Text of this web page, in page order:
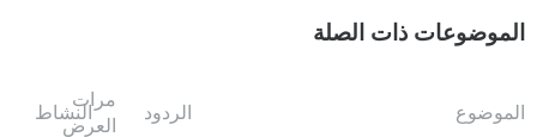
الموضوعات ذات الصلة
الموضوع الردود
مرات
العرض
النشاط